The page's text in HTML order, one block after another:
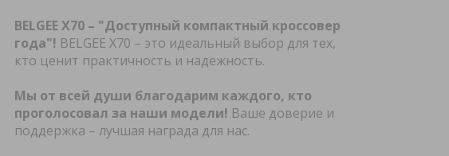
Электронная книга отзывов
BELGEE Атлант-М на
Машиностроителей
Выездной тест-драйв
Помощь на дорогах
BELGEE X70 – "Доступный компактный кроссовер
года"! BELGEE X70 – это идеальный выбор для тех,
кто ценит практичность и надежность.
Мы от всей души благодарим каждого, кто
проголосовал за наши модели! Ваше доверие и
поддержка – лучшая награда для нас.